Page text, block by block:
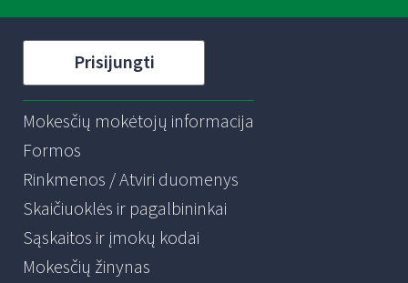
Prisijungti
Mokesčių mokėtojų informacija
Formos
Rinkmenos / Atviri duomenys
Skaičiuoklės ir pagalbininkai
Sąskaitos ir įmokų kodai
Mokesčių žinynas